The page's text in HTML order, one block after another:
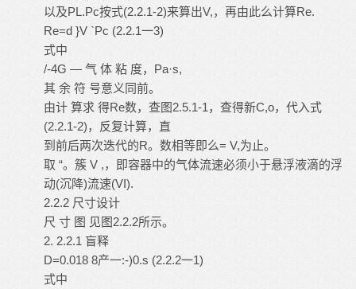
以及PL.Pc按式(2.2.1-2)来算出V,，再由此么计算Re.
Re=d }V `Pc (2.2.1一3)
式中
/-4G — 气 体 粘 度，Pa·s,
其 余 符 号意义同前。
由计 算求 得Re数，查图2.5.1-1，查得新C,o，代入式
(2.2.1-2)，反复计算，直
到前后两次迭代的R。数相等即么= V,为止。
取 “。簇 V ,，即容器中的气体流速必须小于悬浮液滴的浮
动(沉降)流速(VI).
2.2.2 尺寸设计
尺 寸 图 见图2.2.2所示。
2. 2.2.1 盲释
D=0.018 8产一:-)0.s (2.2.2一1)
式中